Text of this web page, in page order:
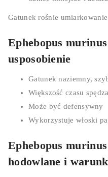
Gatunek rośnie
Ephebopus
usposobienie
Gatunek naziemny,
Większość czasu
Może być defensywny
Wykorzystuje włoski
Ephebopus
hodowlane i